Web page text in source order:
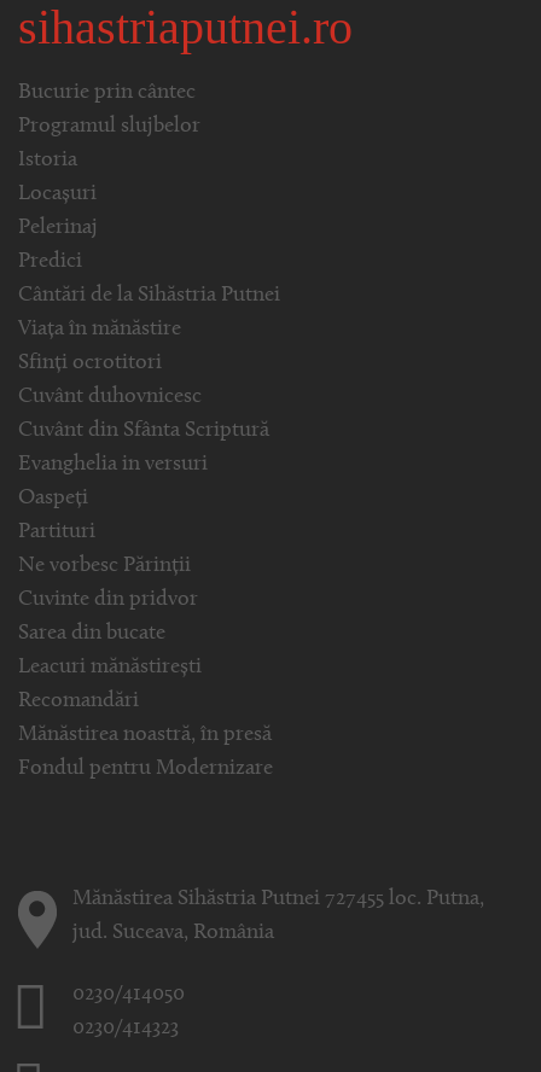
sihastriaputnei.ro
Bucurie prin cântec
Programul slujbelor
Istoria
Locașuri
Pelerinaj
Predici
Cântări de la Sihăstria Putnei
Viața în mănăstire
Sfinți ocrotitori
Cuvânt duhovnicesc
Cuvânt din Sfânta Scriptură
Evanghelia in versuri
Oaspeți
Partituri
Ne vorbesc Părinții
Cuvinte din pridvor
Sarea din bucate
Leacuri mănăstirești
Recomandări
Mănăstirea noastră, în presă
Fondul pentru Modernizare
Mănăstirea Sihăstria Putnei 727455 loc. Putna,
jud. Suceava, România
0230/414050
0230/414323